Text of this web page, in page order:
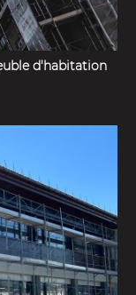
d'habitation